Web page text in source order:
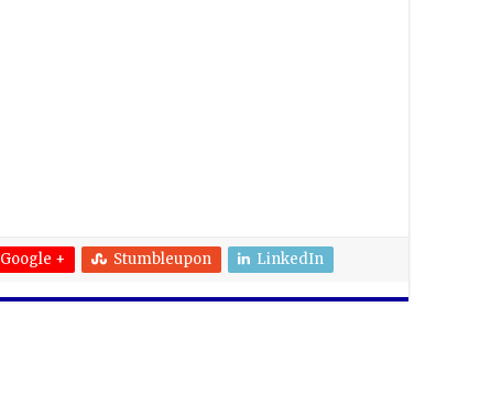
Google + Stumbleupon LinkedIn